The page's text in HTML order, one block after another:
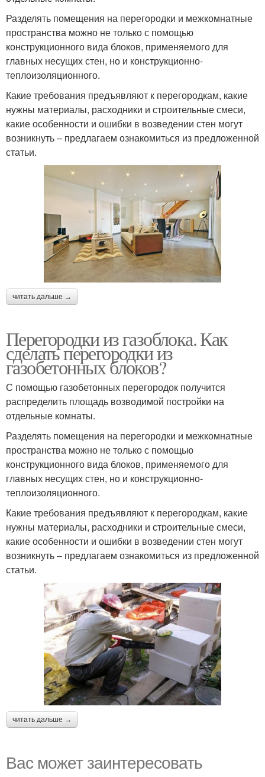
Разделять помещения на перегородки и межкомнатные
пространства можно не только с помощью
конструкционного вида блоков, применяемого для
главных несущих стен, но и конструкционно-
теплоизоляционного.
Какие требования предъявляют к перегородкам, какие
нужны материалы, расходники и строительные смеси,
какие особенности и ошибки в возведении стен могут
возникнуть – предлагаем ознакомиться из предложенной
статьи.
читать дальше →
Перегородки из газоблока. Как
сделать перегородки из
газобетонных блоков?
С помощью газобетонных перегородок получится
распределить площадь возводимой постройки на
отдельные комнаты.
Разделять помещения на перегородки и межкомнатные
пространства можно не только с помощью
конструкционного вида блоков, применяемого для
главных несущих стен, но и конструкционно-
теплоизоляционного.
Какие требования предъявляют к перегородкам, какие
нужны материалы, расходники и строительные смеси,
какие особенности и ошибки в возведении стен могут
возникнуть – предлагаем ознакомиться из предложенной
статьи.
читать дальше →
Вас может заинтересовать